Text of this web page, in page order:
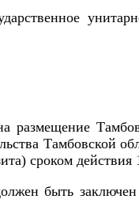
размещение
Тамбовской
сроком действия
быть